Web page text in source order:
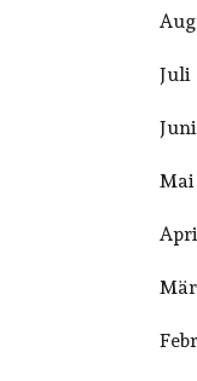
Juli
Mai